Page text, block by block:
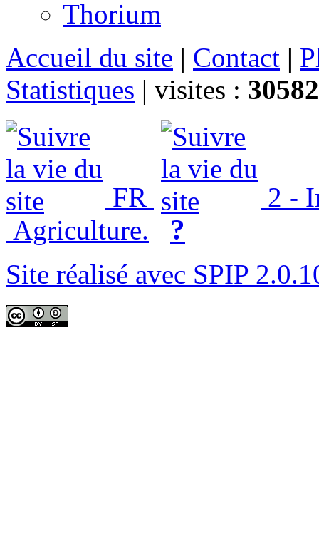
Thorium
Accueil du site | Contact |
Statistiques | visites :
FR
2 -
Agriculture.
?
Site réalisé avec SPIP